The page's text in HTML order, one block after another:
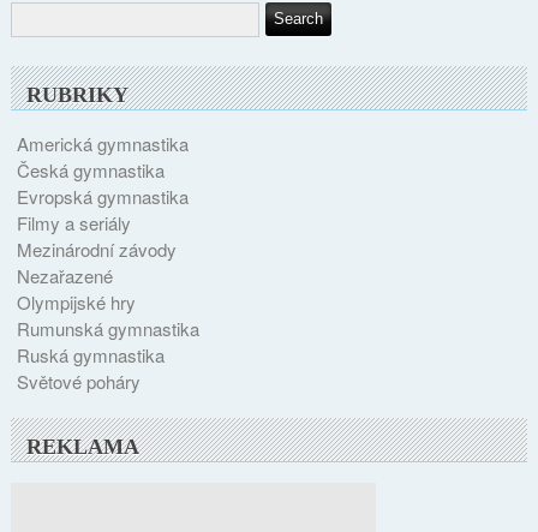
RUBRIKY
Americká gymnastika
Česká gymnastika
Evropská gymnastika
Filmy a seriály
Mezinárodní závody
Nezařazené
Olympijské hry
Rumunská gymnastika
Ruská gymnastika
Světové poháry
REKLAMA